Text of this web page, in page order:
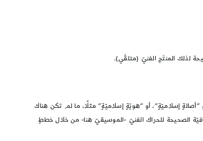
لذلك المنتَج الفنيّ (متلقّي).
إسلاميّةٍ”، أو “هويّةٍ إسلاميّةٍ” مثلًا، ما لم تكن هناك
الصحيحة للحراك الفنيّ -الموسيقيّ هنا- من خلال خططٍ